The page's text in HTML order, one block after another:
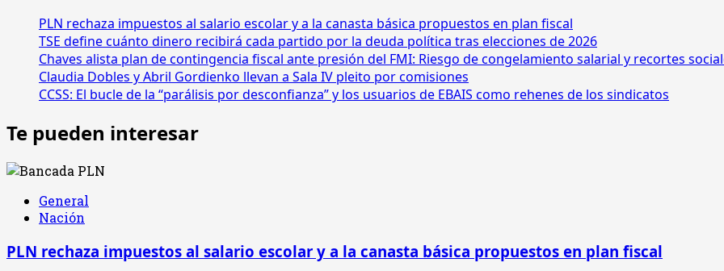
Sinart
retirar
video
político
de
Fernández
en
sociales
PLN rechaza impuestos al salario escolar y a la canasta básica propuestos en plan fiscal
TSE define cuánto dinero recibirá cada partido por la deuda política tras elecciones de 2026
Chaves alista plan de contingencia fiscal ante presión del FMI: Riesgo de congelamiento salarial y recortes
Claudia Dobles y Abril Gordienko llevan a Sala IV pleito por comisiones
CCSS: El bucle de la “parálisis por desconfianza” y los usuarios de EBAIS como rehenes de los sindicatos
Te pueden interesar
General
Nación
PLN rechaza impuestos al salario escolar y a la canasta básica propuestos en plan fiscal